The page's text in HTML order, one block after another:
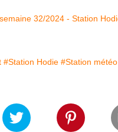
#Station Hodie #Station météo